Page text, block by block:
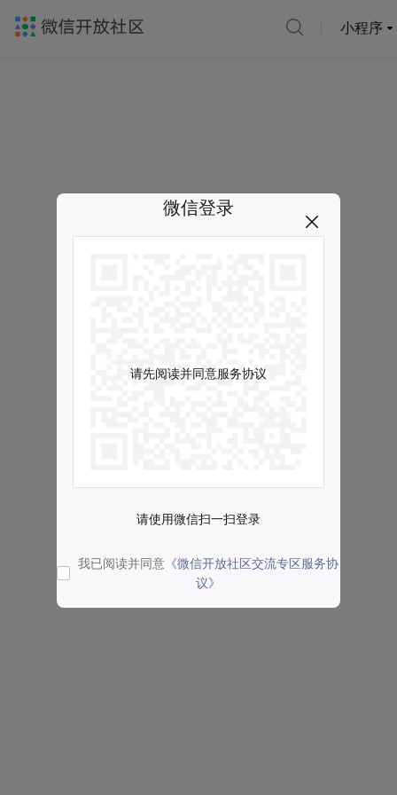
小程序
微信登录
请先阅读并同意服务协议
请使用微信扫一扫登录
我已阅读并同意 《微信开放社区交流专区服务协
议》